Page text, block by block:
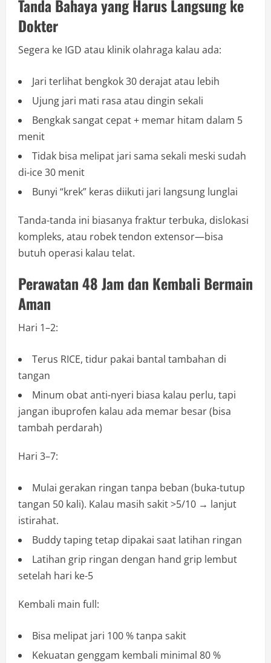
Tanda Bahaya yang Harus Langsung ke
Dokter
Segera ke IGD atau klinik olahraga kalau ada:
Jari terlihat bengkok 30 derajat atau lebih
Ujung jari mati rasa atau dingin sekali
Bengkak sangat cepat + memar hitam dalam 5
menit
Tidak bisa melipat jari sama sekali meski sudah
di-ice 30 menit
Bunyi “krek” keras diikuti jari langsung lunglai
Tanda-tanda ini biasanya fraktur terbuka, dislokasi
kompleks, atau robek tendon extensor—bisa
butuh operasi kalau telat.
Perawatan 48 Jam dan Kembali Bermain
Aman
Hari 1–2:
Terus RICE, tidur pakai bantal tambahan di
tangan
Minum obat anti-nyeri biasa kalau perlu, tapi
jangan ibuprofen kalau ada memar besar (bisa
tambah perdarah)
Hari 3–7:
Mulai gerakan ringan tanpa beban (buka-tutup
tangan 50 kali). Kalau masih sakit >5/10 → lanjut
istirahat.
Buddy taping tetap dipakai saat latihan ringan
Latihan grip ringan dengan hand grip lembut
setelah hari ke-5
Kembali main full:
Bisa melipat jari 100 % tanpa sakit
Kekuatan genggam kembali minimal 80 %